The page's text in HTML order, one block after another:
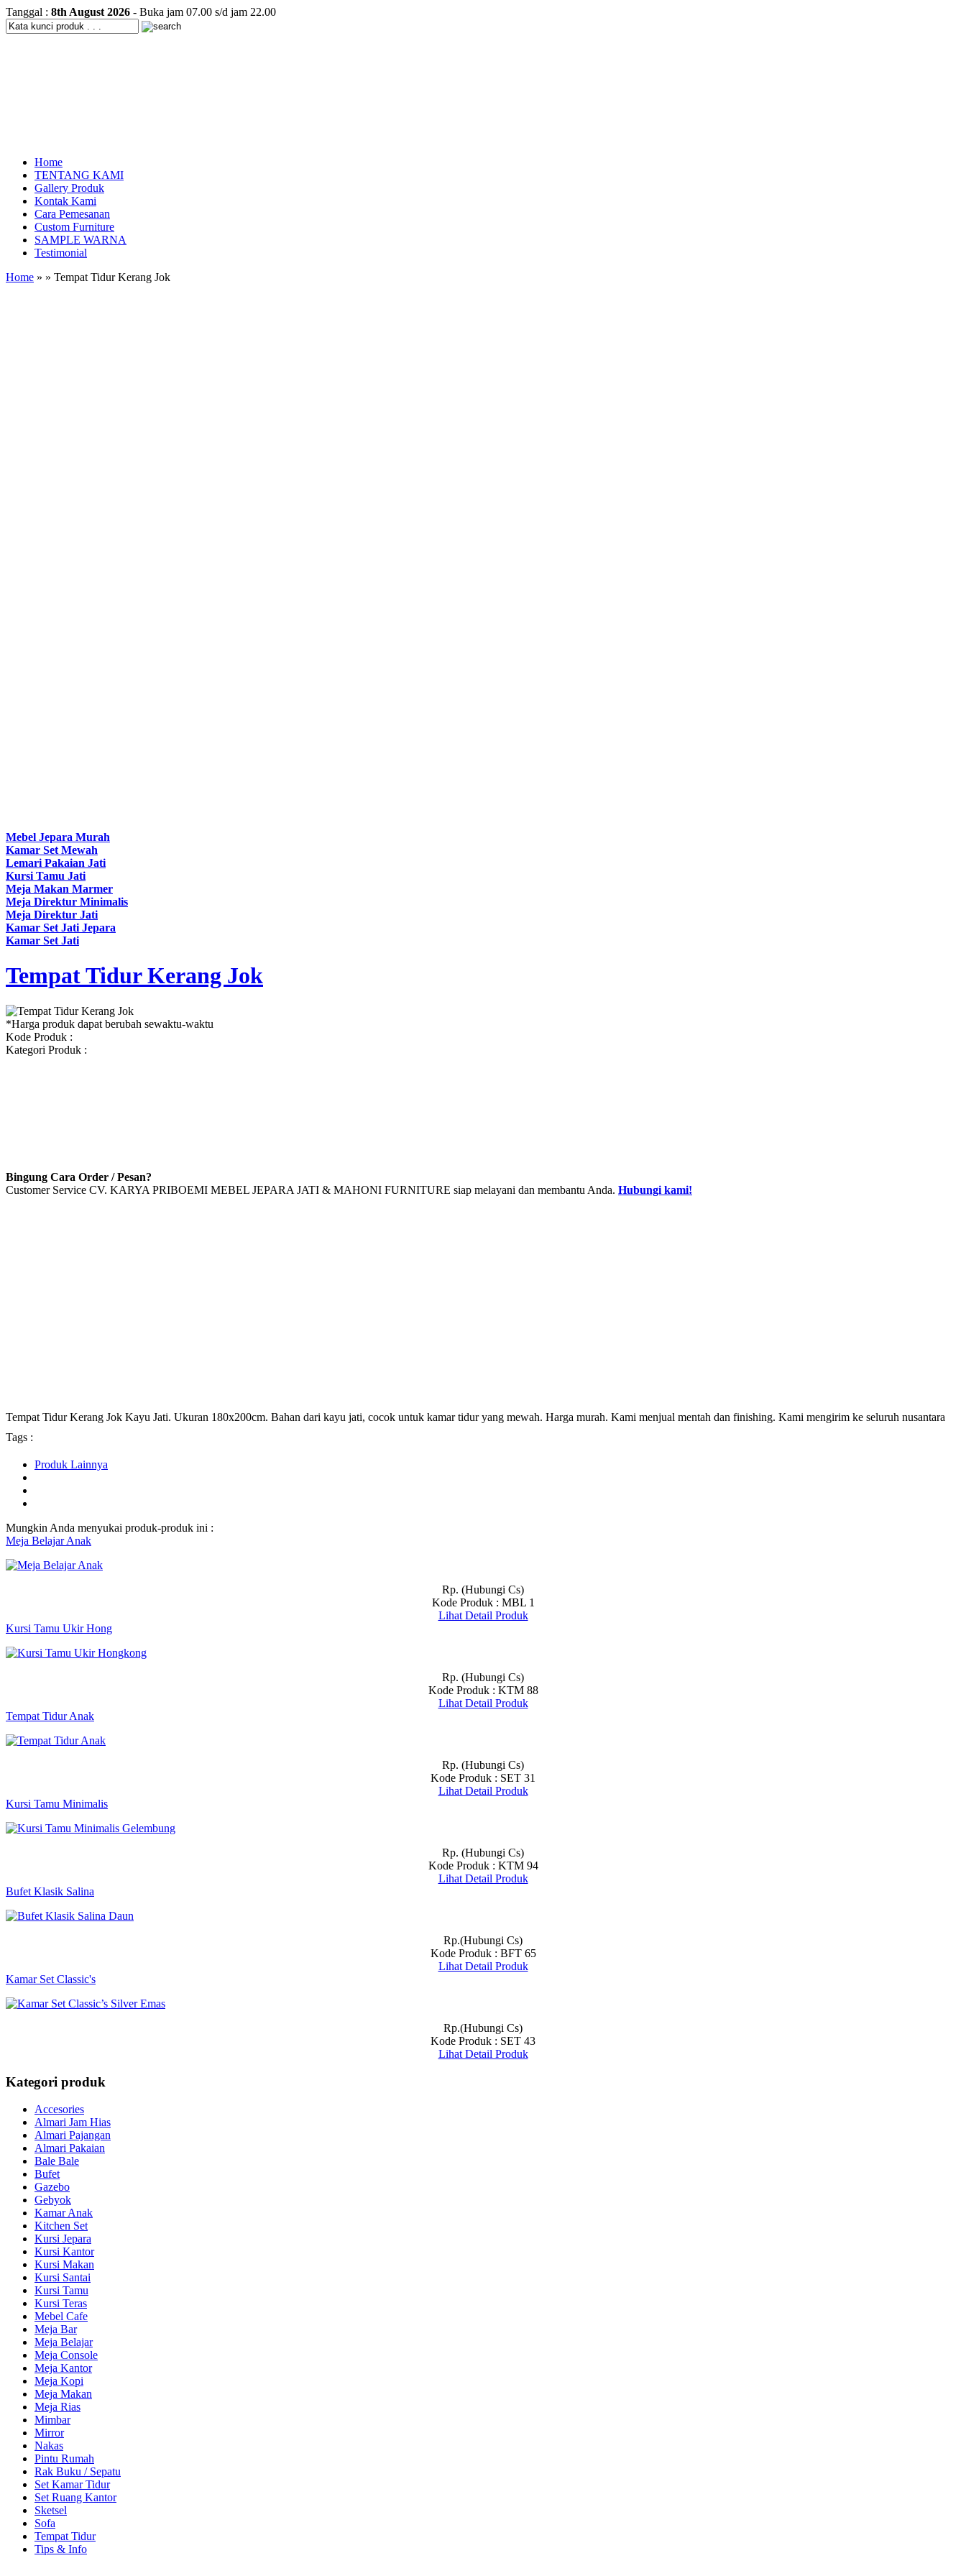
Tanggal : 8th August 2026 - Buka jam 07.00 s/d jam 22.00
Home
TENTANG KAMI
Gallery Produk
Kontak Kami
Cara Pemesanan
Custom Furniture
SAMPLE WARNA
Testimonial
Home » » Tempat Tidur Kerang Jok
Mebel Jepara Murah
Kamar Set Mewah
Lemari Pakaian Jati
Kursi Tamu Jati
Meja Makan Marmer
Meja Direktur Minimalis
Meja Direktur Jati
Kamar Set Jati Jepara
Kamar Set Jati
Tempat Tidur Kerang Jok
*Harga produk dapat berubah sewaktu-waktu
Kode Produk :
Kategori Produk :
Bingung Cara Order / Pesan?
Customer Service CV. KARYA PRIBOEMI MEBEL JEPARA JATI & MAHONI FURNITURE siap melayani dan membantu Anda. Hubungi kami!
Tempat Tidur Kerang Jok Kayu Jati. Ukuran 180x200cm. Bahan dari kayu jati, cocok untuk kamar tidur yang mewah. Harga murah. Kami menjual mentah dan finishing. Kami mengirim ke seluruh nusantara
Tags :
Produk Lainnya
Mungkin Anda menyukai produk-produk ini :
Meja Belajar Anak
Rp. (Hubungi Cs)
Kode Produk : MBL 1
Lihat Detail Produk
Kursi Tamu Ukir Hong
Rp. (Hubungi Cs)
Kode Produk : KTM 88
Lihat Detail Produk
Tempat Tidur Anak
Rp. (Hubungi Cs)
Kode Produk : SET 31
Lihat Detail Produk
Kursi Tamu Minimalis
Rp. (Hubungi Cs)
Kode Produk : KTM 94
Lihat Detail Produk
Bufet Klasik Salina
Rp.(Hubungi Cs)
Kode Produk : BFT 65
Lihat Detail Produk
Kamar Set Classic's
Rp.(Hubungi Cs)
Kode Produk : SET 43
Lihat Detail Produk
Kategori produk
Accesories
Almari Jam Hias
Almari Pajangan
Almari Pakaian
Bale Bale
Bufet
Gazebo
Gebyok
Kamar Anak
Kitchen Set
Kursi Jepara
Kursi Kantor
Kursi Makan
Kursi Santai
Kursi Tamu
Kursi Teras
Mebel Cafe
Meja Bar
Meja Belajar
Meja Console
Meja Kantor
Meja Kopi
Meja Makan
Meja Rias
Mimbar
Mirror
Nakas
Pintu Rumah
Rak Buku / Sepatu
Set Kamar Tidur
Set Ruang Kantor
Sketsel
Sofa
Tempat Tidur
Tips & Info